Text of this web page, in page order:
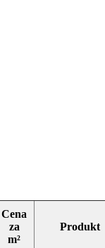
Cena
za
m²
Produkt